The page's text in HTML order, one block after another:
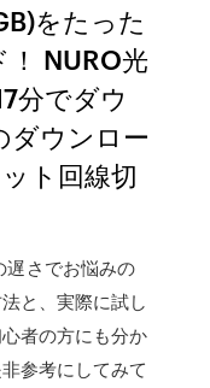
をたった
NURO光
分でダウ
ダウンロー
ト回線切
さでお悩みの
と、実際に試し
者の方にも分か
参考にしてみて